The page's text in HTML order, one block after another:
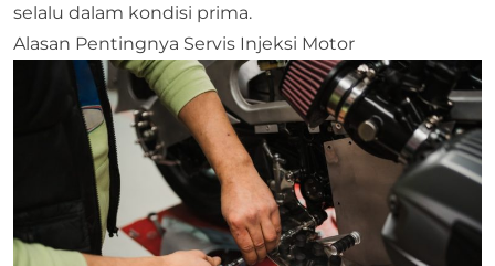
selalu dalam kondisi prima.
Alasan Pentingnya Servis Injeksi Motor